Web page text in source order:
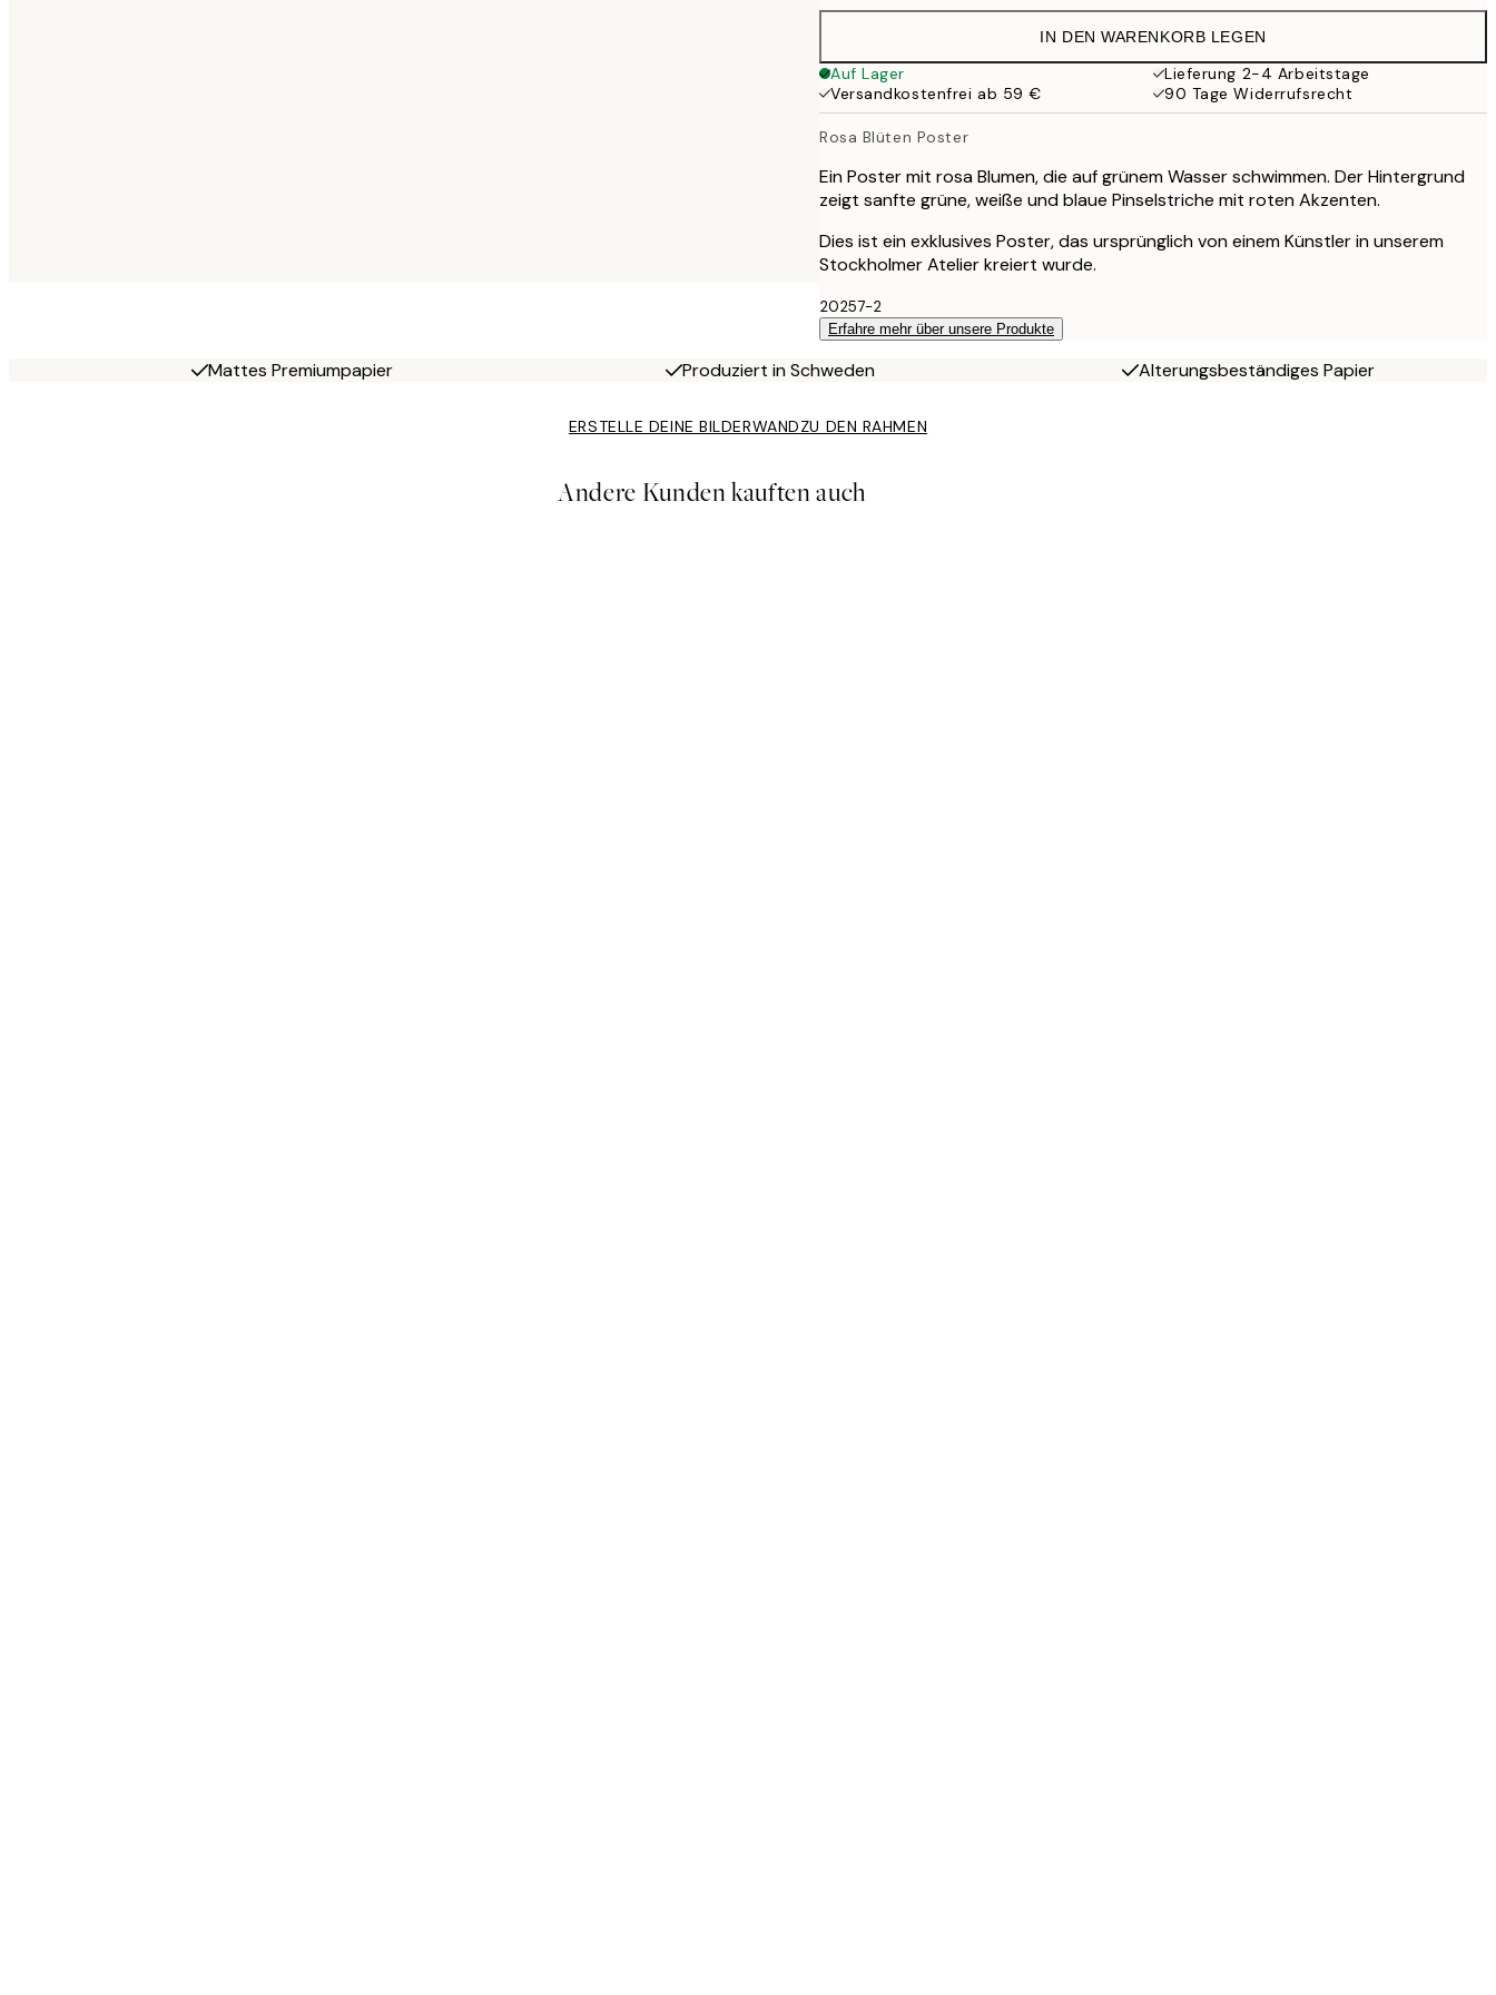
IN DEN WARENKORB LEGEN
Auf Lager
Lieferung 2-4 Arbeitstage
Versandkostenfrei ab 59 €
90 Tage Widerrufsrecht
Rosa Blüten Poster
Ein Poster mit rosa Blumen, die auf grünem Wasser schwimmen. Der Hintergrund
zeigt sanfte grüne, weiße und blaue Pinselstriche mit roten Akzenten.
Dies ist ein exklusives Poster, das ursprünglich von einem Künstler in unserem
Stockholmer Atelier kreiert wurde.
20257-2
Erfahre mehr über unsere Produkte
Mattes Premiumpapier Produziert in Schweden Alterungsbeständiges Papier
ERSTELLE DEINE BILDERWANDZU DEN RAHMEN
Andere Kunden kauften auch